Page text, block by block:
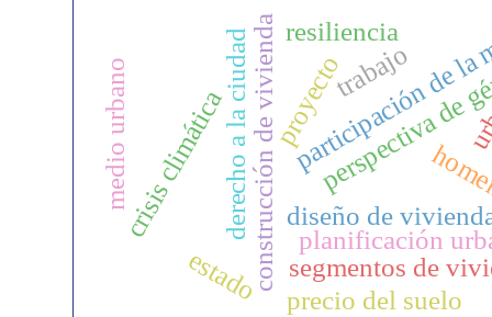
construcción de vivienda diseño de
perspectiva
participación de
proyecto
derecho a la ciudad
crisis climática planificación
resiliencia
segmentos de
estado precio del suelo
medio urbano trabajo